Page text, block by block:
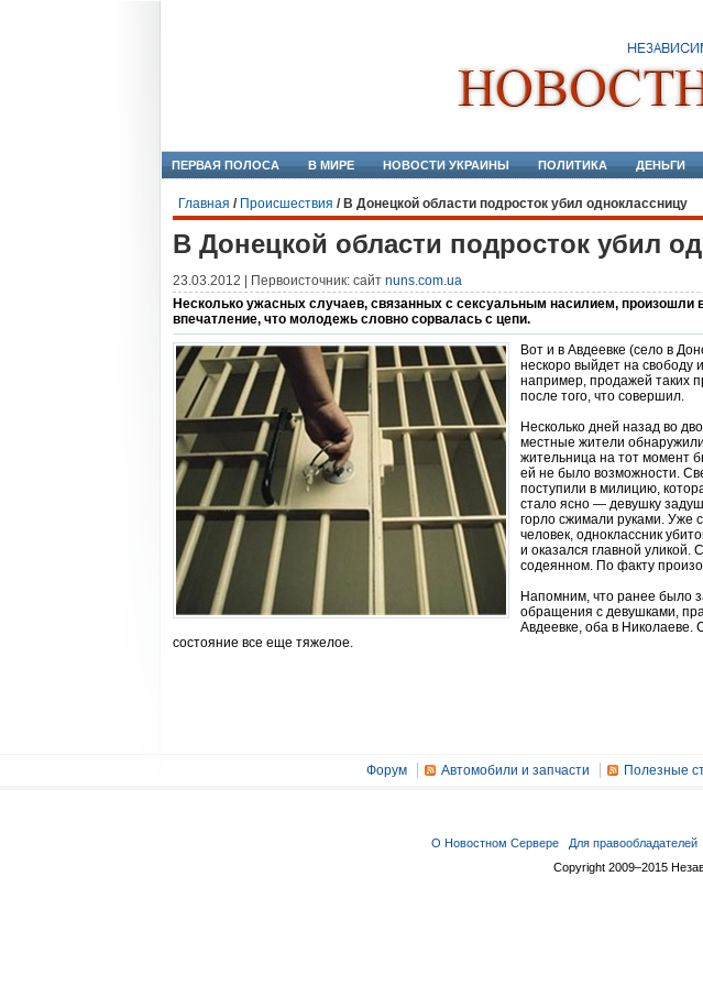
ПЕРВАЯ ПОЛОСА В МИРЕ НОВОСТИ УКРАИНЫ ПОЛИТИКА ДЕНЬГИ
Главная / Происшествия / В Донецкой области подросток убил одноклассницу
В Донецкой области подросток убил
23.03.2012 | Первоисточник: сайт nuns.com.ua
Несколько ужасных случаев, связанных с сексуальным насилием, произошли
впечатление, что молодежь словно сорвалась с цепи.
Вот и в Авдеевке (село в
нескоро выйдет на свободу
например, продажей таких
после того, что совершил.
Несколько дней назад во
местные жители
жительница на тот момент
ей не было возможности.
поступили в милицию,
стало ясно — девушку
горло сжимали руками. Уже
человек, одноклассник
и оказался главной уликой.
содеянном. По факту
Напомним, что ранее было
обращения с девушками,
Авдеевке, оба в Николаеве.
состояние все еще тяжелое.
Форум Автомобили и запчасти Полезные
О Новостном Сервере Для правообладателей
Copyright 2009–2015